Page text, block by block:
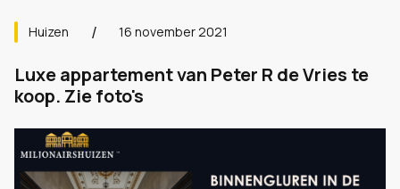
Huizen 16 november 2021
Luxe appartement van Peter R de Vries te
koop. Zie foto's